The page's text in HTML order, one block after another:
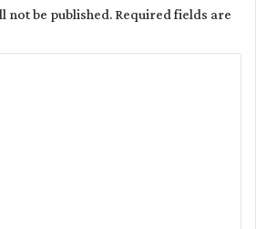
not be published.Required fields are